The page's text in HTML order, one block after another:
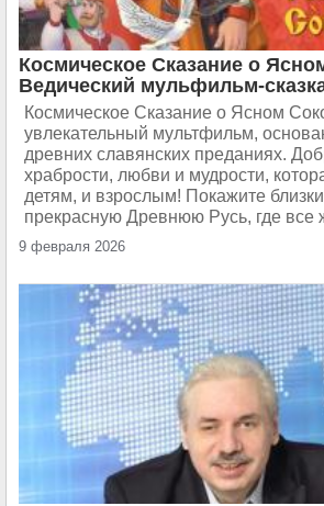
Космическое Сказание о
Ведический мульфильм-
Космическое Сказание о Ясном
увлекательный мультфильм,
древних славянских преданиях.
храбрости, любви и мудрости,
детям, и взрослым! Покажите
прекрасную Древнюю Русь, где все
9 февраля 2026